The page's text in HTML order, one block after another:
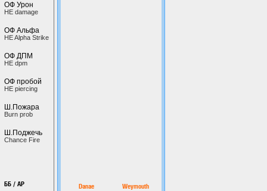
ОФ Урон
HE damage
ОФ Альфа
HE Alpha Strike
ОФ ДПМ
HE dpm
ОФ пробой
HE piercing
Ш.Пожара
Burn prob
Ш.Поджечь
Chance Fire
ББ / AP Danae Weymouth